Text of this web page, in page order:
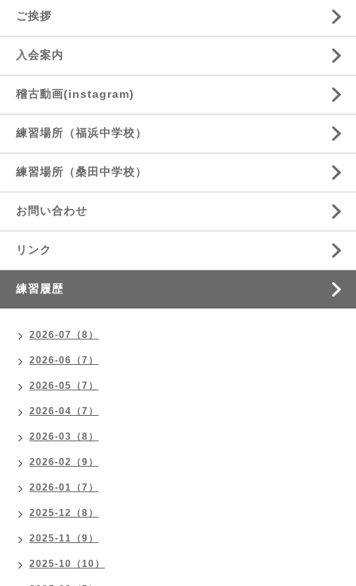
ご挨拶
入会案内
稽古動画(instagram)
練習場所（福浜中学校）
練習場所（桑田中学校）
お問い合わせ
リンク
練習履歴
2026-07（8）
2026-06（7）
2026-05（7）
2026-04（7）
2026-03（8）
2026-02（9）
2026-01（7）
2025-12（8）
2025-11（9）
2025-10（10）